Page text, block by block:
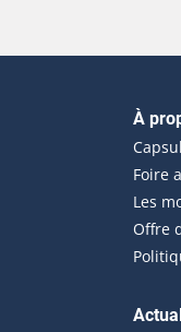
À
Foire
Les
Offre